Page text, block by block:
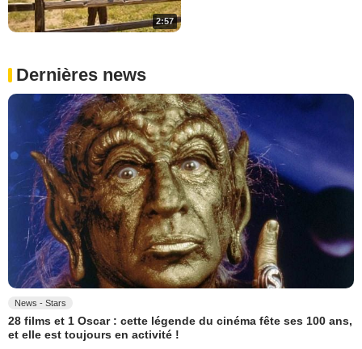
2:57
Dernières news
News - Stars
28 films et 1 Oscar : cette légende du cinéma fête ses 100 ans,
et elle est toujours en activité !